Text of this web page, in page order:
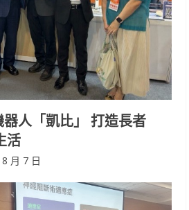
人「凱比」 打造長者
活
月 7 日